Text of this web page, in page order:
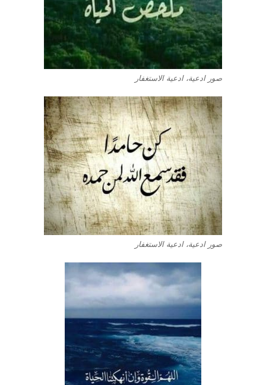
صور ادعية، ادعية الاستغفار
صور ادعية، ادعية الاستغفار